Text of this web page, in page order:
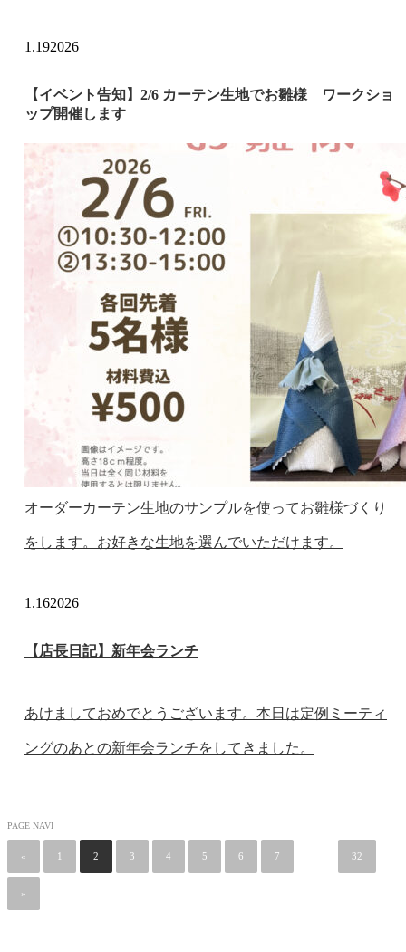
1.192026
【イベント告知】2/6 カーテン生地でお雛様 ワークショ
ップ開催します
オーダーカーテン生地のサンプルを使ってお雛様づくり
をします。お好きな生地を選んでいただけます。
1.162026
【店長日記】新年会ランチ
あけましておめでとうございます。本日は定例ミーティ
ングのあとの新年会ランチをしてきました。
PAGE NAVI
« 1 2 3 4 5 6 7 32
»